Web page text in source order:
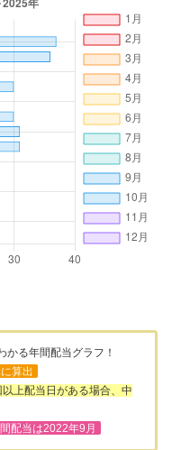
る年間配当グラフ！
算出
上配当日がある場合、中
配当は2022年9月